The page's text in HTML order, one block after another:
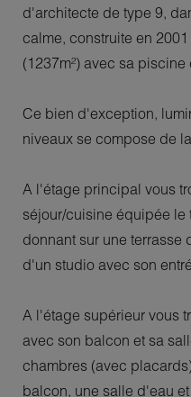
d'architecte de type 9,
calme, construite en
(1237m²) avec sa piscine
Ce bien d'exception,
niveaux se compose de
A l'étage principal vous
séjour/cuisine équipée le
donnant sur une terrasse
d'un studio avec son
A l'étage supérieur vous
avec son balcon et sa
chambres (avec
balcon, une salle d'eau